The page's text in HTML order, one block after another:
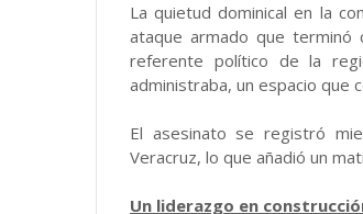
La quietud dominical en la
ataque armado que terminó
referente político de la
administraba, un espacio que
El asesinato se registró
Veracruz, lo que añadió un
Un liderazgo en